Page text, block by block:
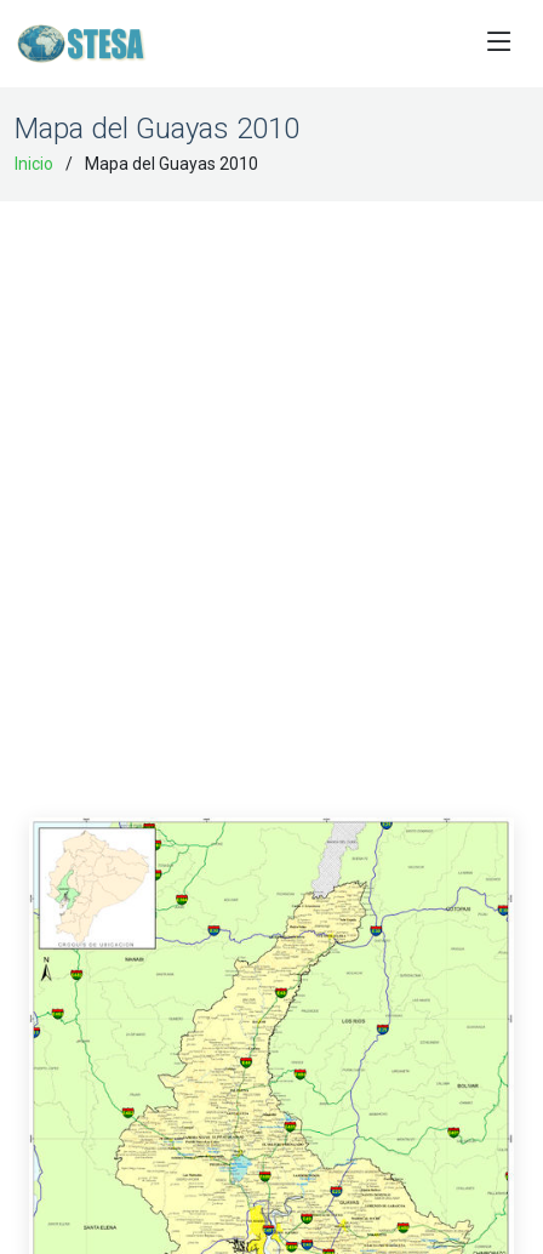
Mapa del Guayas 2010
Inicio Mapa del Guayas 2010